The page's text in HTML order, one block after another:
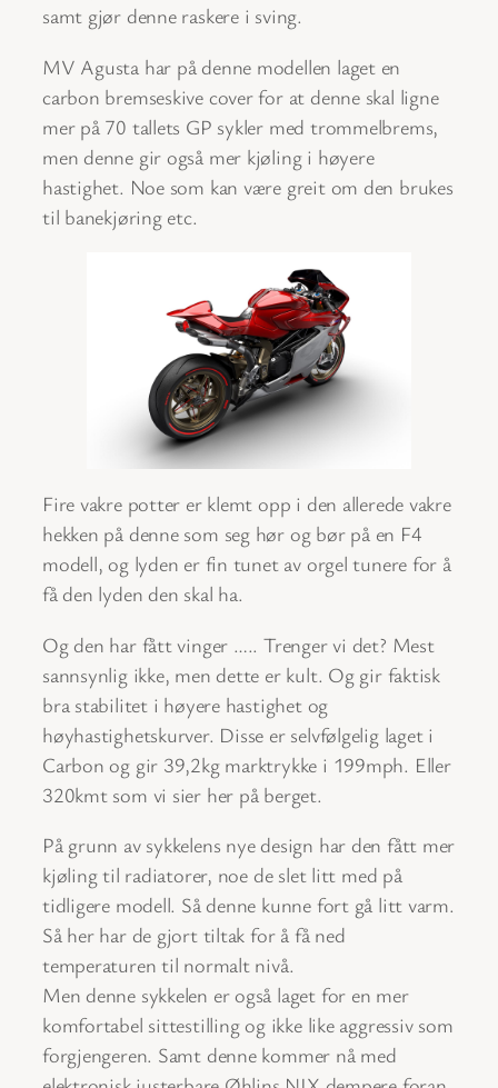
samt gjør denne raskere i sving.
MV Agusta har på denne modellen laget en
carbon bremseskive cover for at denne skal ligne
mer på 70 tallets GP sykler med trommelbrems,
men denne gir også mer kjøling i høyere
hastighet. Noe som kan være greit om den brukes
til banekjøring etc.
Fire vakre potter er klemt opp i den allerede vakre
hekken på denne som seg hør og bør på en F4
modell, og lyden er fin tunet av orgel tunere for å
få den lyden den skal ha.
Og den har fått vinger ….. Trenger vi det? Mest
sannsynlig ikke, men dette er kult. Og gir faktisk
bra stabilitet i høyere hastighet og
høyhastighetskurver. Disse er selvfølgelig laget i
Carbon og gir 39,2kg marktrykke i 199mph. Eller
320kmt som vi sier her på berget.
På grunn av sykkelens nye design har den fått mer
kjøling til radiatorer, noe de slet litt med på
tidligere modell. Så denne kunne fort gå litt varm.
Så her har de gjort tiltak for å få ned
temperaturen til normalt nivå.
Men denne sykkelen er også laget for en mer
komfortabel sittestilling og ikke like aggressiv som
forgjengeren. Samt denne kommer nå med